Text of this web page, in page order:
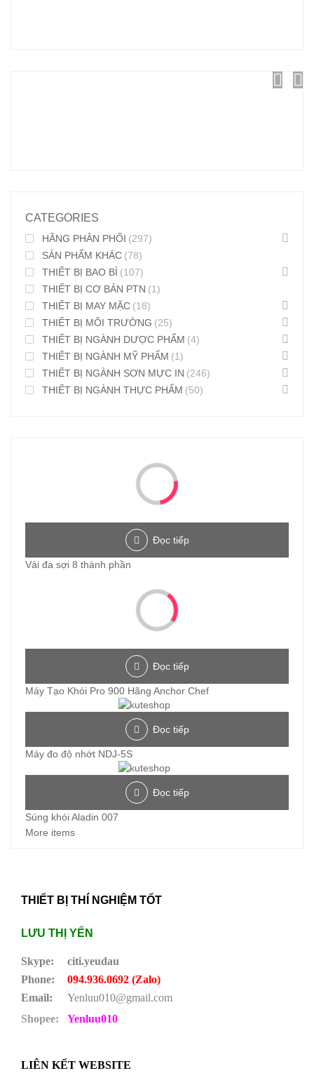
CATEGORIES
HÃNG PHÂN PHỐI (297)
SẢN PHẨM KHÁC (78)
THIẾT BỊ BAO BÌ (107)
THIẾT BỊ CƠ BẢN PTN (1)
THIẾT BỊ MAY MẶC (18)
THIẾT BỊ MÔI TRƯỜNG (25)
THIẾT BỊ NGÀNH DƯỢC PHẨM (4)
THIẾT BỊ NGÀNH MỸ PHẨM (1)
THIẾT BỊ NGÀNH SƠN MỰC IN (246)
THIẾT BỊ NGÀNH THỰC PHẨM (50)
Đọc tiếp
Vải đa sợi 8 thành phần
Đọc tiếp
Máy Tạo Khói Pro 900 Hãng Anchor Chef
Đọc tiếp
Máy đo độ nhớt NDJ-5S
Đọc tiếp
Súng khói Aladin 007
More items
THIẾT BỊ THÍ NGHIỆM TỐT
LƯU THỊ YẾN
Skype:
citi.yeudau
Phone:
094.936.0692 (Zalo)
Email:
Yenluu010@gmail.com
Shopee:
Yenluu010
LIÊN KẾT WEBSITE